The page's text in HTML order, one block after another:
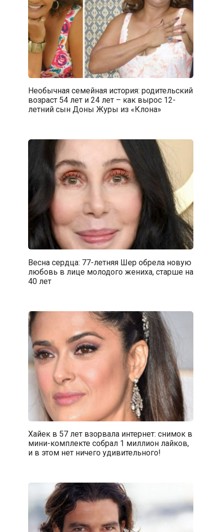
Необычная семейная история: родительский
возраст 54 лет и 24 лет – как вырос 12-
летний сын Доны Журы из «Клона»
Весна сердца: 77-летняя Шер обрела новую
любовь в лице молодого жениха, старше на
40 лет
Хайек в 57 лет взорвала интернет: снимок в
мини-комплекте собрал 1 миллион лайков,
и в этом нет ничего удивительного!